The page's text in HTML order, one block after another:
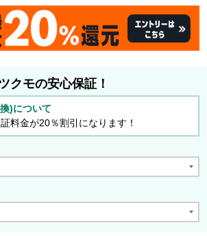
クモの安心保証！
)について
料金が20％割引になります！